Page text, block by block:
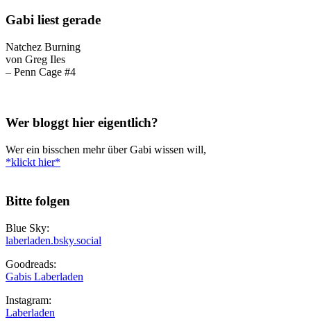
Gabi liest gerade
Natchez Burning
von Greg Iles
– Penn Cage #4
Wer bloggt hier eigentlich?
Wer ein bisschen mehr über Gabi wissen will,
*klickt hier*
Bitte folgen
Blue Sky:
laberladen.bsky.social
Goodreads:
Gabis Laberladen
Instagram:
Laberladen